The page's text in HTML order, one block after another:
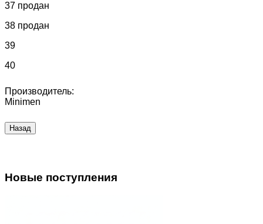
37 продан
38 продан
39
40
Производитель:
Minimen
Новые поступления